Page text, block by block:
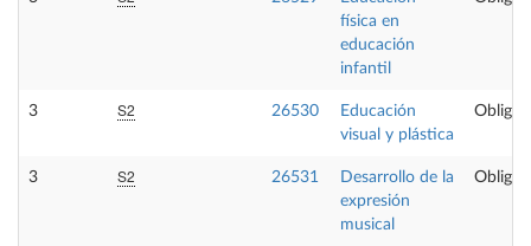
física en
educación
infantil
3 S2 26530
Educación
visual y plástica
3 S2 26531
Desarrollo de la
expresión
musical